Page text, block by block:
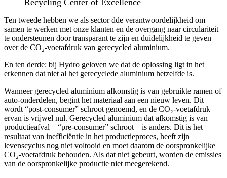
Recycling Center of Excellence
Ten tweede hebben we als sector dde verantwoordelijkheid om
samen te werken met onze klanten en de overgang naar circulariteit
te ondersteunen door transparant te zijn en duidelijkheid te geven
over de CO₂-voetafdruk van gerecycled aluminium.
En ten derde: bij Hydro geloven we dat de oplossing ligt in het
erkennen dat niet al het gerecyclede aluminium hetzelfde is.
Wanneer gerecycled aluminium afkomstig is van gebruikte ramen of
auto-onderdelen, begint het materiaal aan een nieuw leven. Dit
wordt “post-consumer” schroot genoemd, en de CO₂-voetafdruk
ervan is vrijwel nul. Gerecycled aluminium dat afkomstig is van
productieafval – “pre-consumer” schroot – is anders. Dit is het
resultaat van inefficiëntie in het productieproces, heeft zijn
levenscyclus nog niet voltooid en moet daarom de oorspronkelijke
CO₂-voetafdruk behouden. Als dat niet gebeurt, worden de emissies
van de oorspronkelijke productie niet meegerekend.